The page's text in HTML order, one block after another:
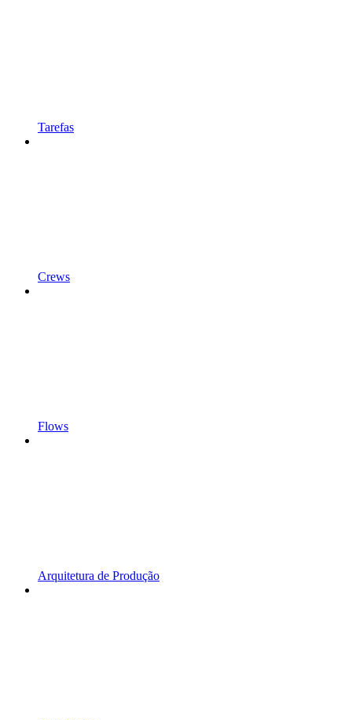
Tarefas
Crews
Flows
Arquitetura de Produção